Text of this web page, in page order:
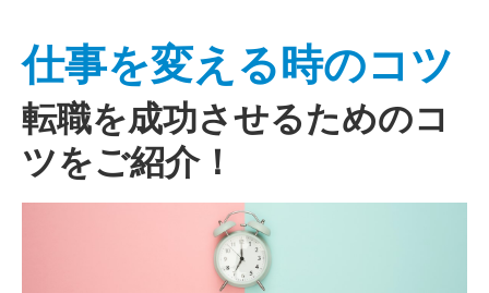
仕事を変える時のコツ
転職を成功させるためのコ
ツをご紹介！